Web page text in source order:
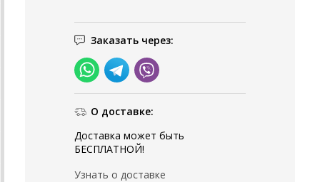
Заказать через:
О доставке:
Доставка может быть
БЕСПЛАТНОЙ!
Узнать о доставке